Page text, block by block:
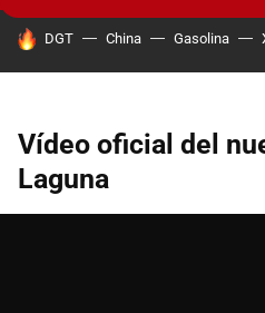
HOY SE HABLA DE
DGT China Gasolina
Vídeo oficial del
Laguna